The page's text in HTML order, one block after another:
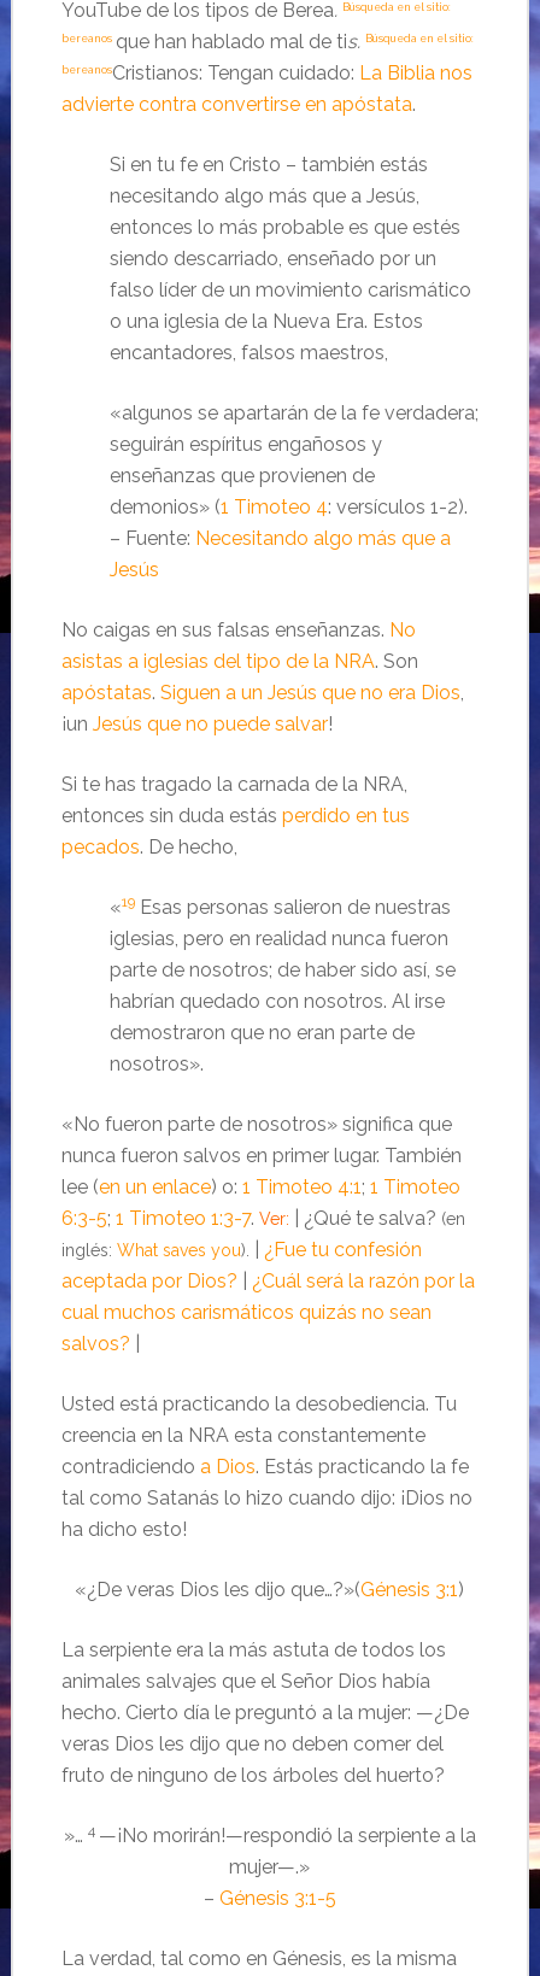
YouTube de los tipos de Berea. Búsqueda en el sitio:
bereanos que han hablado mal de tis. Búsqueda en el sitio:
bereanosCristianos: Tengan cuidado: La Biblia nos
advierte contra convertirse en apóstata.
Si en tu fe en Cristo – también estás
necesitando algo más que a Jesús,
entonces lo más probable es que estés
siendo descarriado, enseñado por un
falso líder de un movimiento carismático
o una iglesia de la Nueva Era. Estos
encantadores, falsos maestros,
«algunos se apartarán de la fe verdadera;
seguirán espíritus engañosos y
enseñanzas que provienen de
demonios» (1 Timoteo 4: versículos 1-2).
– Fuente: Necesitando algo más que a
Jesús
No caigas en sus falsas enseñanzas. No
asistas a iglesias del tipo de la NRA. Son
apóstatas. Siguen a un Jesús que no era Dios
¡un Jesús que no puede salvar!
Si te has tragado la carnada de la NRA,
entonces sin duda estás perdido en tus
pecados. De hecho,
«19Esas personas salieron de nuestras
iglesias, pero en realidad nunca fueron
parte de nosotros; de haber sido así, se
habrían quedado con nosotros. Al irse
demostraron que no eran parte de
nosotros».
«No fueron parte de nosotros» significa que
nunca fueron salvos en primer lugar. También
lee (en un enlace) o: 1 Timoteo 4:1 ; 1 Timoteo
6:3-5; 1 Timoteo 1:3-7. Ver: | ¿Qué te salva? (en
inglés: What saves you).
¿Fue tu confesión
aceptada por Dios?
¿Cuál será la razón por la
cual muchos carismáticos quizás no sean
salvos?
Usted está practicando la desobediencia. Tu
creencia en la NRA esta constantemente
contradiciendo a Dios. Estás practicando la fe
tal como Satanás lo hizo cuando dijo: ¡Dios no
ha dicho esto!
«¿De veras Dios les dijo que…?»(Génesis 3:1 )
La serpiente era la más astuta de todos los
animales salvajes que el Señor Dios había
hecho. Cierto día le preguntó a la mujer: —¿De
veras Dios les dijo que no deben comer del
fruto de ninguno de los árboles del huerto?
»… 4 —¡No morirán!—respondió la serpiente a la
mujer—.»
– Génesis 3:1-5
La verdad, tal como en Génesis, es la misma